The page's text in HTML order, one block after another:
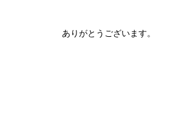
ありがとうございます。